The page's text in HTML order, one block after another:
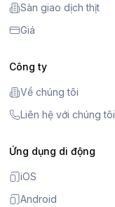
Sàn giao dịch thịt
Giá
Công ty
Về chúng tôi
Liên hệ với chúng tôi
Ứng dụng di động
iOS
Android